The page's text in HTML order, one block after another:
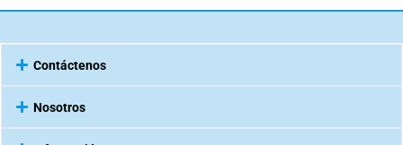
Contáctenos
Nosotros